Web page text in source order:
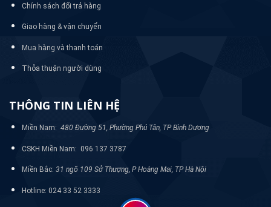
Chính sách đổi trả hàng
Giao hàng & vận chuyển
Mua hàng và thanh toán
Thỏa thuận người dùng
THÔNG TIN LIÊN HỆ
Miền Nam: 480 Đường 51, Phường Phú Tân, TP Bình Dương
CSKH Miền Nam: 096 137 3787
Miền Bắc: 31 ngõ 109 Sở Thượng, P Hoàng Mai, TP Hà Nội
Hotline: 024 33 52 3333